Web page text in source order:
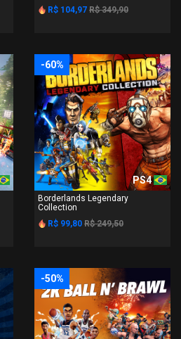
R$ 104,97 R$ 349,90
-60%
PS4
Borderlands Legendary
Collection
R$ 99,80 R$ 249,50
-50%